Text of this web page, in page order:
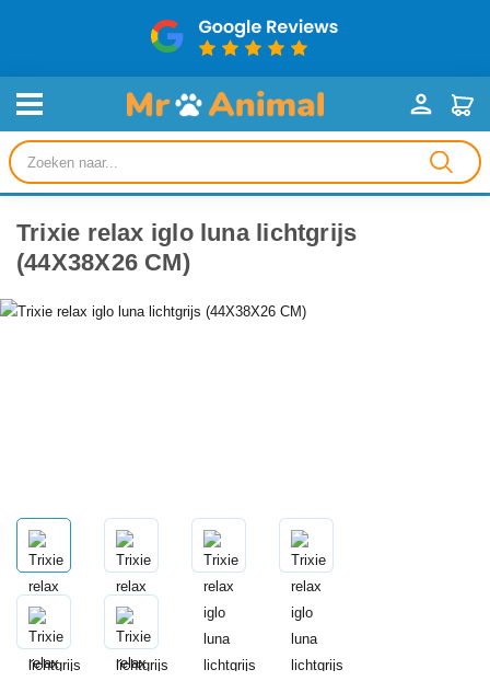
Producten
zoeken
Trixie relax iglo luna lichtgrijs
(44X38X26 CM)